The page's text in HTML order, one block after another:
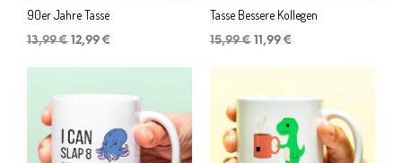
90er Jahre Tasse
13,99€ Ursprünglicher
war:
12,99 €
ist:
Tasse Bessere Kollegen
15,99€ Ursprünglicher
war:
11,99 €
ist: